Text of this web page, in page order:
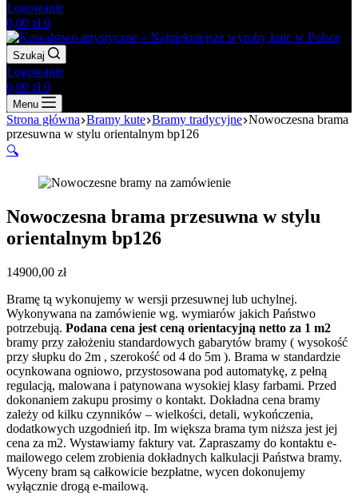
Logowanie
Koszyk
0,00 zł 0
Szukaj
Logowanie
Koszyk
0,00 zł 0
Menu
Strona główna Bramy kute Bramy tradycyjne Nowoczesna brama
przesuwna w stylu orientalnym bp126
🔍
Nowoczesna brama przesuwna w stylu
orientalnym bp126
14900,00 zł
Bramę tą wykonujemy w wersji przesuwnej lub uchylnej.
Wykonywana na zamówienie wg. wymiarów jakich Państwo
potrzebują. Podana cena jest ceną orientacyjną netto za 1 m2
bramy przy założeniu standardowych gabarytów bramy ( wysokość
przy słupku do 2m , szerokość od 4 do 5m ). Brama w standardzie
ocynkowana ogniowo, przystosowana pod automatykę, z pełną
regulacją, malowana i patynowana wysokiej klasy farbami. Przed
dokonaniem zakupu prosimy o kontakt. Dokładna cena bramy
zależy od kilku czynników – wielkości, detali, wykończenia,
dodatkowych uzgodnień itp. Im większa brama tym niższa jest jej
cena za m2. Wystawiamy faktury vat. Zapraszamy do kontaktu e-
mailowego celem zrobienia dokładnych kalkulacji Państwa bramy.
Wyceny bram są całkowicie bezpłatne, wycen dokonujemy
wyłącznie drogą e-mailową.